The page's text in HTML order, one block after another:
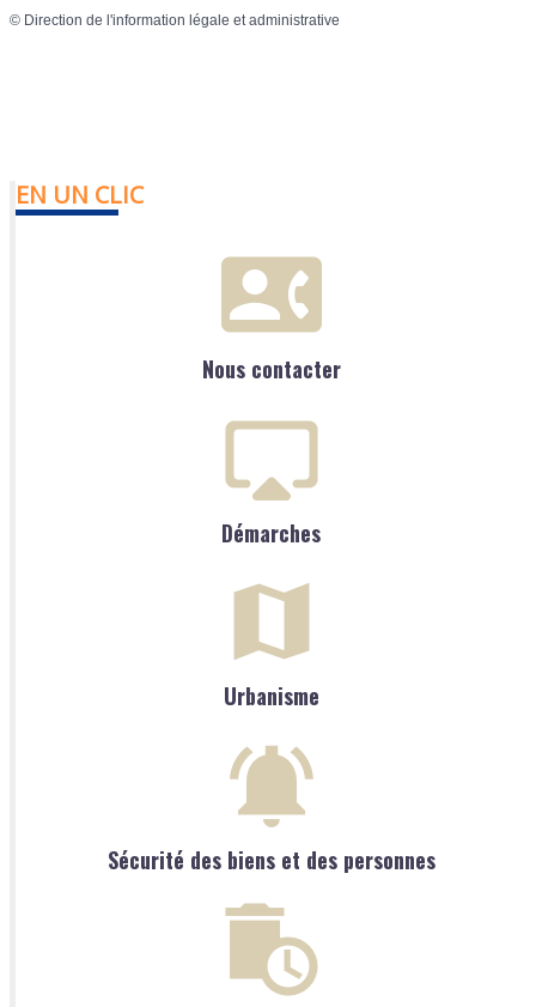
© Direction de l'information légale et administrative
EN UN CLIC
Nous contacter
Démarches
Urbanisme
Sécurité des biens et des personnes